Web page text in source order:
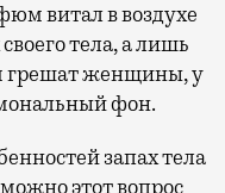
витал в воздухе
тела, а лишь
грешат женщины, у
фон.
запах тела
этот вопрос